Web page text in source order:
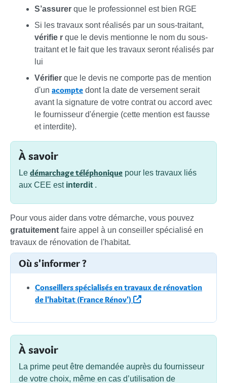
S’assurer que le professionnel est bien RGE
Si les travaux sont réalisés par un sous-traitant,
vérifie r que le devis mentionne le nom du sous-
traitant et le fait que les travaux seront réalisés par
lui
Vérifier que le devis ne comporte pas de mention
d'un acompte dont la date de versement serait
avant la signature de votre contrat ou accord avec
le fournisseur d'énergie (cette mention est fausse
et interdite).
À savoir
Le démarchage téléphonique pour les travaux liés
aux CEE est interdit .
Pour vous aider dans votre démarche, vous pouvez
gratuitement faire appel à un conseiller spécialisé en
travaux de rénovation de l'habitat.
Où s'informer ?
Conseillers spécialisés en travaux de rénovation
de l'habitat (France Rénov')
À savoir
La prime peut être demandée auprès du fournisseur
de votre choix, même en cas d’utilisation de